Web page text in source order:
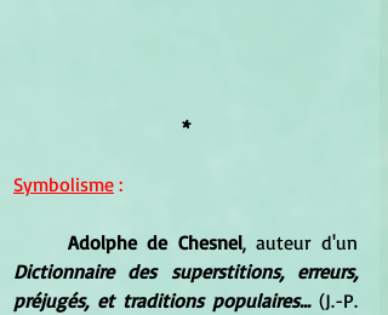
*
Symbolisme :
Adolphe de Chesnel
Dictionnaire des superstitions, erreurs,
préjugés, et traditions populaires... (J.-P.